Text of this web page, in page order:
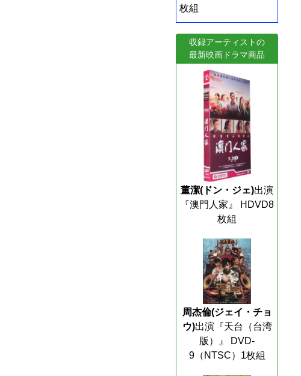
枚組
収録アーティストの
最新映画ドラマ商品
董潔(ドン・ジェ)出演
『澳門人家』 HDVD8
枚組
周杰倫(ジェイ・チョ
ウ)出演『天台（台湾
版）』 DVD-
9（NTSC）1枚組